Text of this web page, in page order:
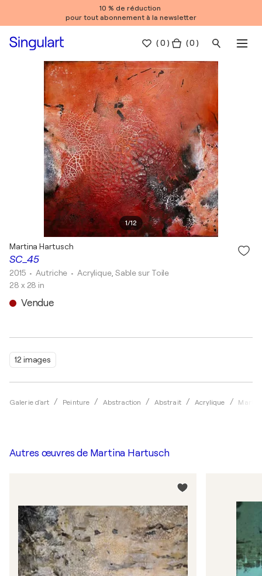
10 % de réduction
pour tout abonnement à la newsletter
(0 ) ( 0 )
1/12
12 images
Galerie d'art Peinture Abstraction Abstrait Acrylique
SC_45
Martina Hartusch
2015 • Autriche • Acrylique, Sable sur Toile
28 x 28 in
Vendue
Autres œuvres de Martina Hartusch